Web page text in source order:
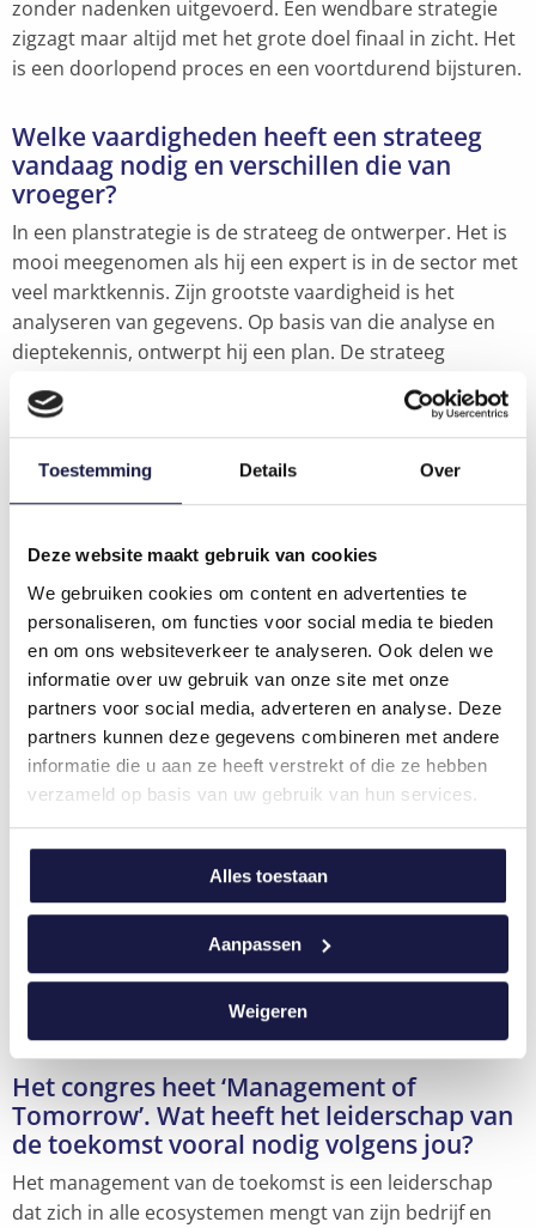
Toestemming Details Over
Deze website maakt gebruik van cookies
We gebruiken cookies om content en advertenties te
personaliseren, om functies voor social media te bieden
en om ons websiteverkeer te analyseren. Ook delen we
informatie over uw gebruik van onze site met onze
partners voor social media, adverteren en analyse. Deze
partners kunnen deze gegevens combineren met andere
informatie die u aan ze heeft verstrekt of die ze hebben
verzameld op basis van uw gebruik van hun services.
Alles toestaan
Aanpassen
Weigeren
zonder nadenken uitgevoerd. Een wendbare strategie
zigzagt maar altijd met het grote doel finaal in zicht. Het
is een doorlopend proces en een voortdurend bijsturen.
Welke vaardigheden heeft een strateeg
vandaag nodig en verschillen die van
vroeger?
In een planstrategie is de strateeg de ontwerper. Het is
mooi meegenomen als hij een expert is in de sector met
veel marktkennis. Zijn grootste vaardigheid is het
analyseren van gegevens. Op basis van die analyse en
dieptekennis, ontwerpt hij een plan. De strateeg
experimenten bij de
van het bedrijf passen. Hij
is vooral bezig met het selecteren van planbare
experimenten en projecten, het coördineren van de
geleerde lessen, het toewijzen van middelen om
experimenten.
Bij een planmatige strategie ga je zogezegd
van punt A naar punt B, een wendbare
strategie zigzagt maar altijd met het grote doel
finaal in zicht.
Je bent gekend voor je praktische theorie,
op welke manier wil je toepasbare tips &
tricks meegeven in jouw keynote?
Ik eindig mijn keynote met de tien belangrijkste concrete
acties die elk bedrijf moet uitvoeren om een goed zicht
businessmodel en bedrijf. Tegelijk doorspek ik de
presentatie met tal van voorbeelden zodat de theorie
wel heel gemakkelijk te begrijpen is.
Het congres heet ‘Management of
Tomorrow’. Wat heeft het leiderschap van
de toekomst vooral nodig volgens jou?
Het management van de toekomst is een leiderschap
dat zich in alle ecosystemen mengt van zijn bedrijf en